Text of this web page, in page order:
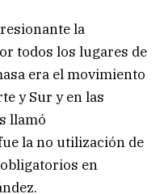
la
todos los lugares de
era el movimiento
y Sur y en las
llamó
la no utilización de
en